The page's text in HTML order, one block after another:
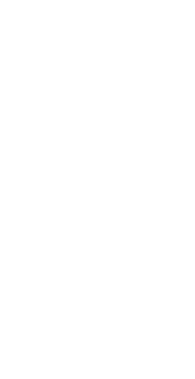
יש גם תא מטען
מסתיימת
וזה אומר מספיק
משתתפים.